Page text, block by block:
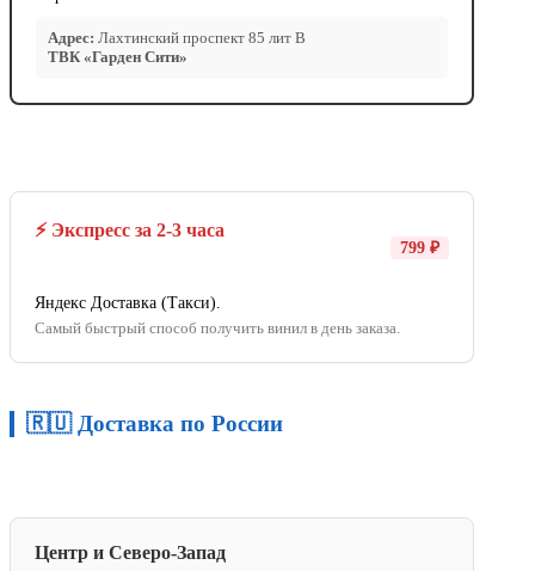
Адрес: Лахтинский проспект 85 лит В
ТВК «Гарден Сити»
⚡ Экспресс за 2-3 часа
799 ₽
Яндекс Доставка (Такси).
Самый быстрый способ получить винил в день заказа.
🇷🇺 Доставка по России
Центр и Северо-Запад